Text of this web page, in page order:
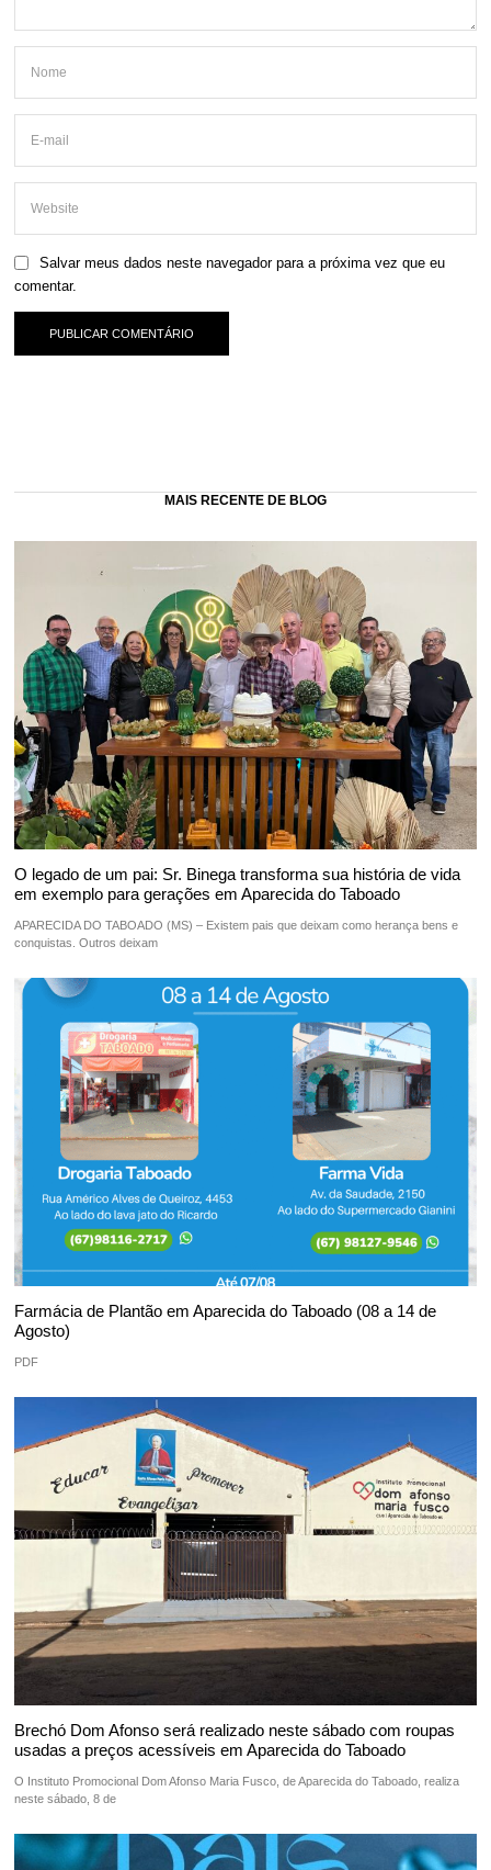
Salvar meus dados neste navegador para a próxima vez que eu
comentar.
MAIS RECENTE DE BLOG
O legado de um pai: Sr. Binega transforma sua história de vida
em exemplo para gerações em Aparecida do Taboado
APARECIDA DO TABOADO (MS) – Existem pais que deixam como herança bens e
conquistas. Outros deixam
Farmácia de Plantão em Aparecida do Taboado (08 a 14 de
Agosto)
PDF
Brechó Dom Afonso será realizado neste sábado com roupas
usadas a preços acessíveis em Aparecida do Taboado
O Instituto Promocional Dom Afonso Maria Fusco, de Aparecida do Taboado, realiza
neste sábado, 8 de